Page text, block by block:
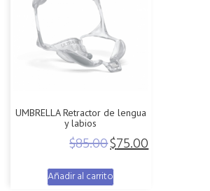
UMBRELLA Retractor de lengua
y labios
$85.00Original
was:
$75.00
Añadir al carrito